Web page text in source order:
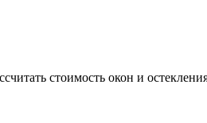
стоимость окон и